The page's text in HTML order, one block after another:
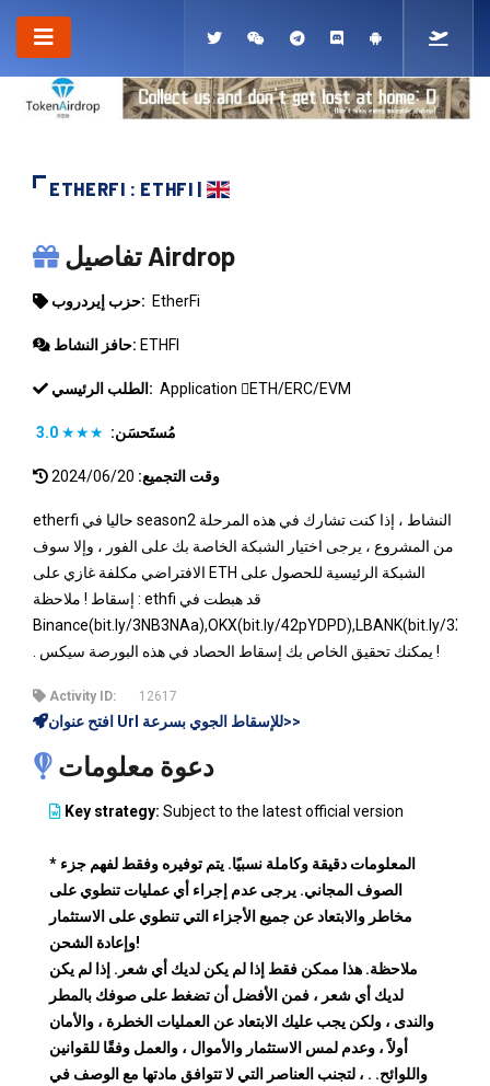
ETHERFI : ETHFI |
ETHERFI
تفاصيل Airdrop
حزب إيردروب: EtherFi
حافز النشاط: ETHFI
الطلب الرئيسي: Application ETH/ERC/EVM
مُستَحسَن: ★★★
3.0
وقت التجميع: 2024/06/20
etherfi حاليا في season2 النشاط ، إذا كنت تشارك في هذه المرحلة
من المشروع ، يرجى اختيار الشبكة الخاصة بك على الفور ، وإلا سوف
الافتراضي مكلفة غازي على ETH الشبكة الرئيسية للحصول على
إسقاط ! ملاحظة : ethfi قد هبطت في
Binance(bit.ly/3NB3NAa),OKX(bit.ly/42pYDPD),LBANK(bit.ly/
. يمكنك تحقيق الخاص بك إسقاط الحصاد في هذه البورصة سيكس !
Activity ID: 12617
افتح عنوان Url للإسقاط الجوي بسرعة>>
دعوة معلومات
Key strategy: Subject to the latest official version
* المعلومات دقيقة وكاملة نسبيًا. يتم توفيره وفقط لفهم جزء
الصوف المجاني. يرجى عدم إجراء أي عمليات تنطوي على
مخاطر والابتعاد عن جميع الأجزاء التي تنطوي على الاستثمار
وإعادة الشحن!
ملاحظة. هذا ممكن فقط إذا لم يكن لديك أي شعر. إذا لم يكن
لديك أي شعر ، فمن الأفضل أن تضغط على صوفك بالمطر
والندى ، ولكن يجب عليك الابتعاد عن العمليات الخطرة ، والأمان
أولاً ، وعدم لمس الاستثمار والأموال ، والعمل وفقًا للقوانين
واللوائح. . ، لتجنب العناصر التي لا تتوافق مادتها مع الوصف في